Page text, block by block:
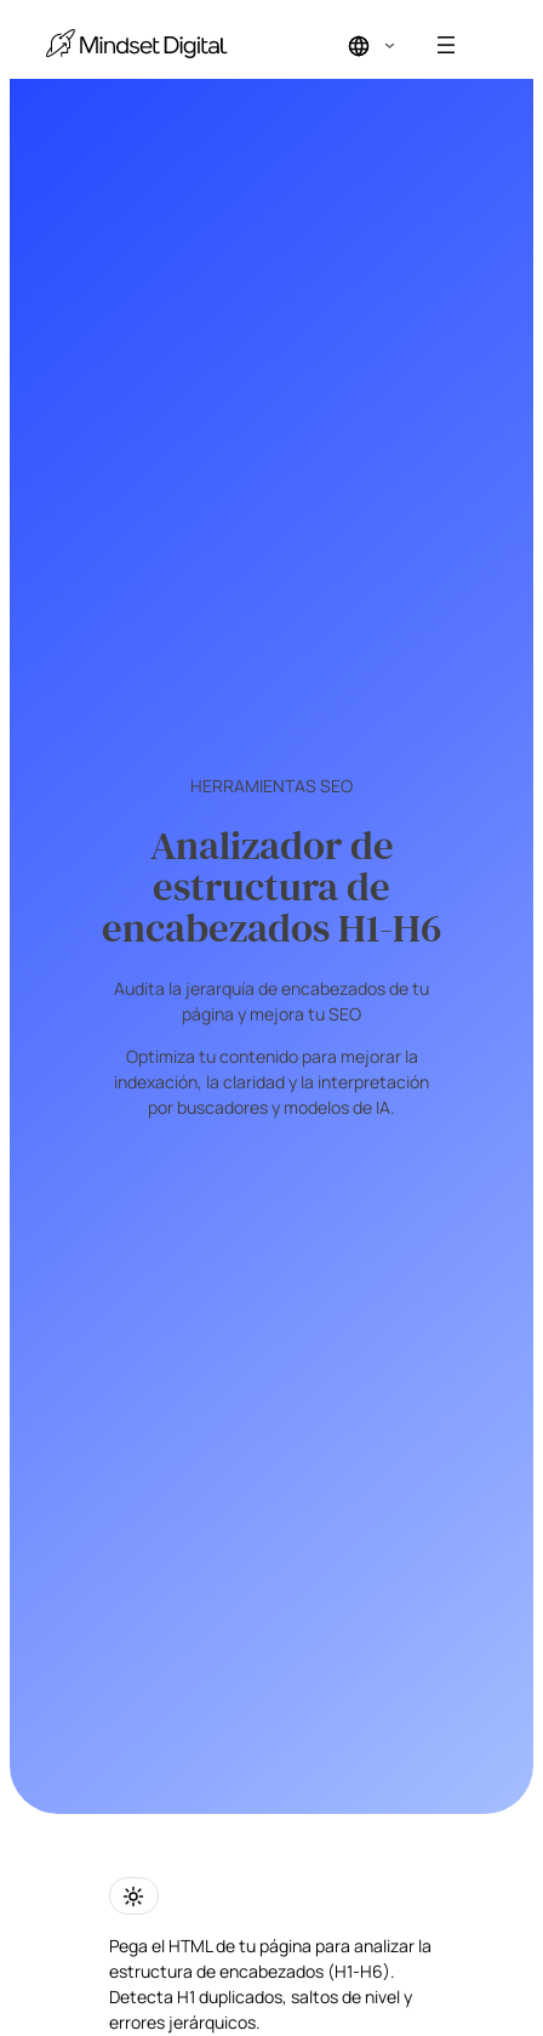
HERRAMIENTAS SEO
Analizador de
estructura de
encabezados H1-H6
Audita la jerarquía de encabezados de tu
página y mejora tu SEO
Optimiza tu contenido para mejorar la
indexación, la claridad y la interpretación
por buscadores y modelos de IA.
Pega el HTML de tu página para analizar la
estructura de encabezados (H1-H6).
Detecta H1 duplicados, saltos de nivel y
errores jerárquicos.